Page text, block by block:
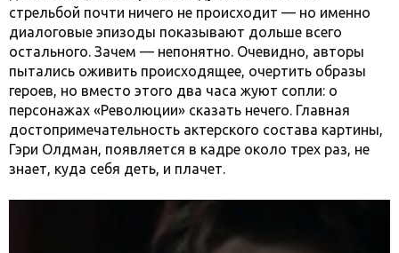
стрельбой почти ничего не происходит — но именно
диалоговые эпизоды показывают дольше всего
остального. Зачем — непонятно. Очевидно, авторы
пытались оживить происходящее, очертить образы
героев, но вместо этого два часа жуют сопли: о
персонажах «Революции» сказать нечего. Главная
достопримечательность актерского состава картины,
Гэри Олдман, появляется в кадре около трех раз, не
знает, куда себя деть, и плачет.